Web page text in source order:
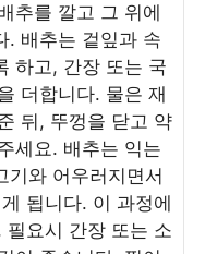
추를 깔고 그 위에
. 배추는 겉잎과 속
하고, 간장 또는 국
더합니다. 물은 재
뒤, 뚜껑을 닫고 약
세요. 배추는 익는
기와 어우러지면서
됩니다. 이 과정에
요시 간장 또는 소